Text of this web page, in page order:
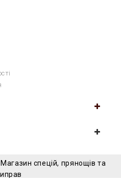
Магазин спецій, прянощів та